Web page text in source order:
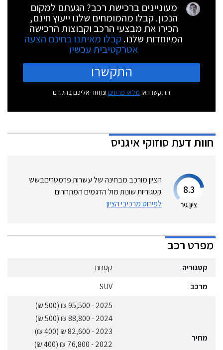
מעוניינים ברכישת רכב? הגעתם למקום
הנכון. קבלו מהמומחים שלנו ייעוץ חינם,
הכירו את מבצעי הרכב וקבוצות הרכישה
המיוחדות שלנו. קבלו מאיתנו בחינם הצעה
אטרקטיבית עכשיו
התקשרו
התקשרו או מלאו פרטים ונחזור אליכם בהקדם
חוות דעתסוזוקי איגניס
8.3
ציון גיר
הציון מורכב מבחינה של עשרות פרמטריםבשש
קטגוריות שונות מול הדגמים המתחרים.
לפירוט מרכיבי הציון
מפרט רכב
קטגוריה
קטנות
מרכב
SUV
מחיר
2025
- 95,500 ₪
(500 ₪)
2024
- 88,800 ₪
(500 ₪)
2023
- 82,600 ₪
(400 ₪)
2022
- 76,800 ₪
(400 ₪)